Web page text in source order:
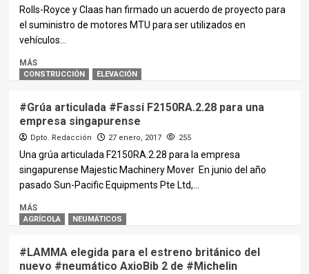
Rolls-Royce y Claas han firmado un acuerdo de proyecto para
el suministro de motores MTU para ser utilizados en
vehículos...
MÁS
CONSTRUCCIÓN ELEVACIÓN
#Grúa articulada #Fassi F2150RA.2.28 para una
empresa singapurense
Dpto. Redacción 27 enero, 2017 255
Una grúa articulada F2150RA.2.28 para la empresa
singapurense Majestic Machinery Mover En junio del año
pasado Sun-Pacific Equipments Pte Ltd,...
MÁS
AGRÍCOLA NEUMÁTICOS
#LAMMA elegida para el estreno británico del
nuevo #neumático AxioBib 2 de #Michelin